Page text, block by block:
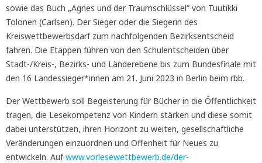
sowie das Buch „Agnes und der Traumschlüssel“ von Tuutikki
Tolonen (Carlsen). Der Sieger oder die Siegerin des
Kreiswettbewerbsdarf zum nachfolgenden Bezirksentscheid
fahren. Die Etappen führen von den Schulentscheiden über
Stadt-/Kreis-, Bezirks- und Länderebene bis zum Bundesfinale mit
den 16 Landessieger*innen am 21. Juni 2023 in Berlin beim rbb.
Der Wettbewerb soll Begeisterung für Bücher in die Öffentlichkeit
tragen, die Lesekompetenz von Kindern stärken und diese somit
dabei unterstützen, ihren Horizont zu weiten, gesellschaftliche
Veränderungen einzuordnen und Offenheit für Neues zu
entwickeln. Aufwww.vorlesewettbewerb.de/der-